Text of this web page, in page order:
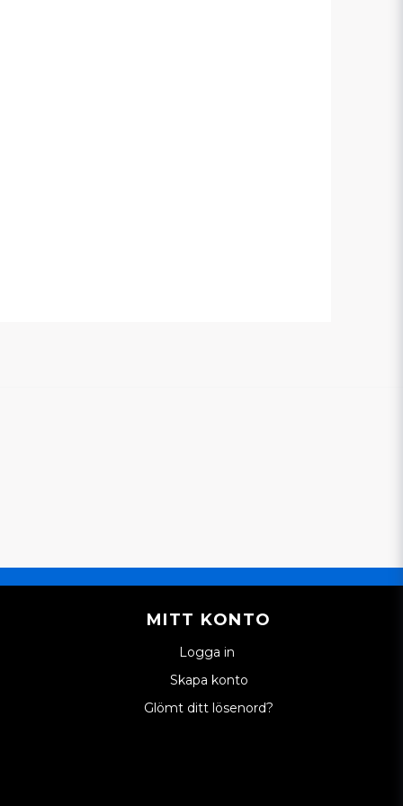
MITT KONTO
Logga in
Skapa konto
Glömt ditt lösenord?